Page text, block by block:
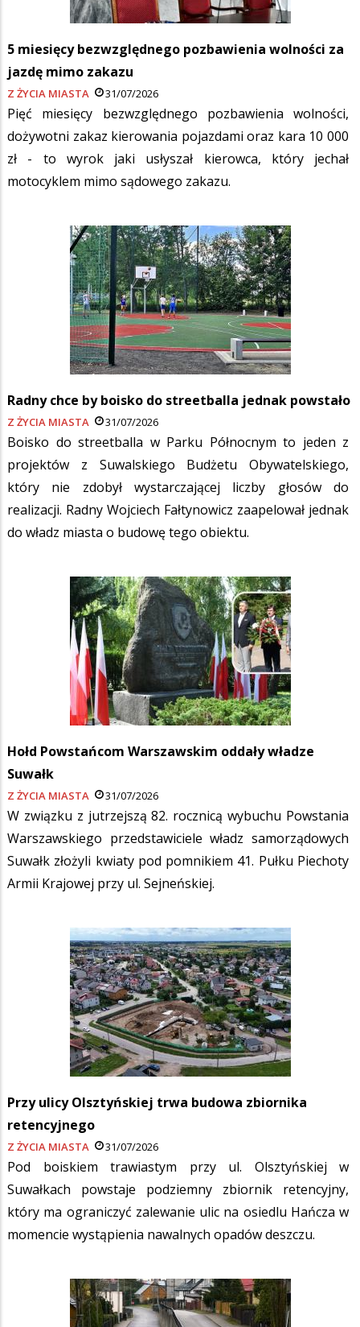
5 miesięcy bezwzględnego pozbawienia wolności za
jazdę mimo zakazu
Z ŻYCIA MIASTA 31/07/2026
Pięć miesięcy bezwzględnego pozbawienia wolności,
dożywotni zakaz kierowania pojazdami oraz kara 10 000
zł - to wyrok jaki usłyszał kierowca, który jechał
motocyklem mimo sądowego zakazu.
Radny chce by boisko do streetballa jednak powstało
Z ŻYCIA MIASTA 31/07/2026
Boisko do streetballa w Parku Północnym to jeden z
projektów z Suwalskiego Budżetu Obywatelskiego,
który nie zdobył wystarczającej liczby głosów do
realizacji. Radny Wojciech Fałtynowicz zaapelował jednak
do władz miasta o budowę tego obiektu.
Hołd Powstańcom Warszawskim oddały władze
Suwałk
Z ŻYCIA MIASTA 31/07/2026
W związku z jutrzejszą 82. rocznicą wybuchu Powstania
Warszawskiego przedstawiciele władz samorządowych
Suwałk złożyli kwiaty pod pomnikiem 41. Pułku Piechoty
Armii Krajowej przy ul. Sejneńskiej.
Przy ulicy Olsztyńskiej trwa budowa zbiornika
retencyjnego
Z ŻYCIA MIASTA 31/07/2026
Pod boiskiem trawiastym przy ul. Olsztyńskiej w
Suwałkach powstaje podziemny zbiornik retencyjny,
który ma ograniczyć zalewanie ulic na osiedlu Hańcza w
momencie wystąpienia nawalnych opadów deszczu.